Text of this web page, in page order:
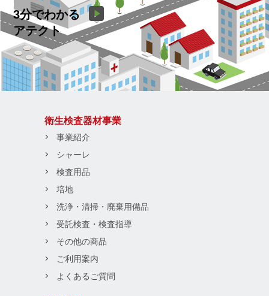
3分でわかる
アテクト
衛生検査器材事業
事業紹介
シャーレ
検査用品
培地
洗浄・清掃・廃棄用備品
受託検査・検査指導
その他の商品
ご利用案内
よくあるご質問